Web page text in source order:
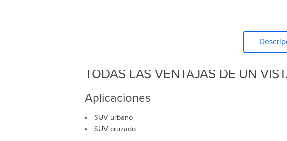
TODAS LAS VENTAJAS DE UN
Aplicaciones
SUV urbano
SUV cruzado